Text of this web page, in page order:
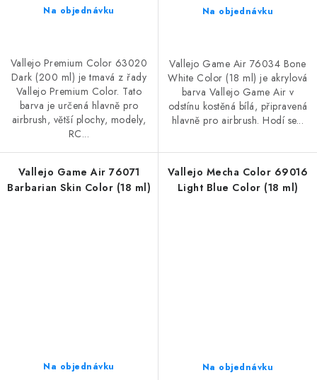
Na objednávku
Vallejo Premium Color 63020
Dark (200 ml) je tmavá z řady
Vallejo Premium Color. Tato
barva je určená hlavně pro
airbrush, větší plochy, modely,
RC...
Na objednávku
Vallejo Game Air 76034 Bone
White Color (18 ml) je akrylová
barva Vallejo Game Air v
odstínu kostěná bílá, připravená
hlavně pro airbrush. Hodí se...
Vallejo Game Air 76071
Barbarian Skin Color (18 ml)
Na objednávku
Vallejo Mecha Color 69016
Light Blue Color (18 ml)
Na objednávku